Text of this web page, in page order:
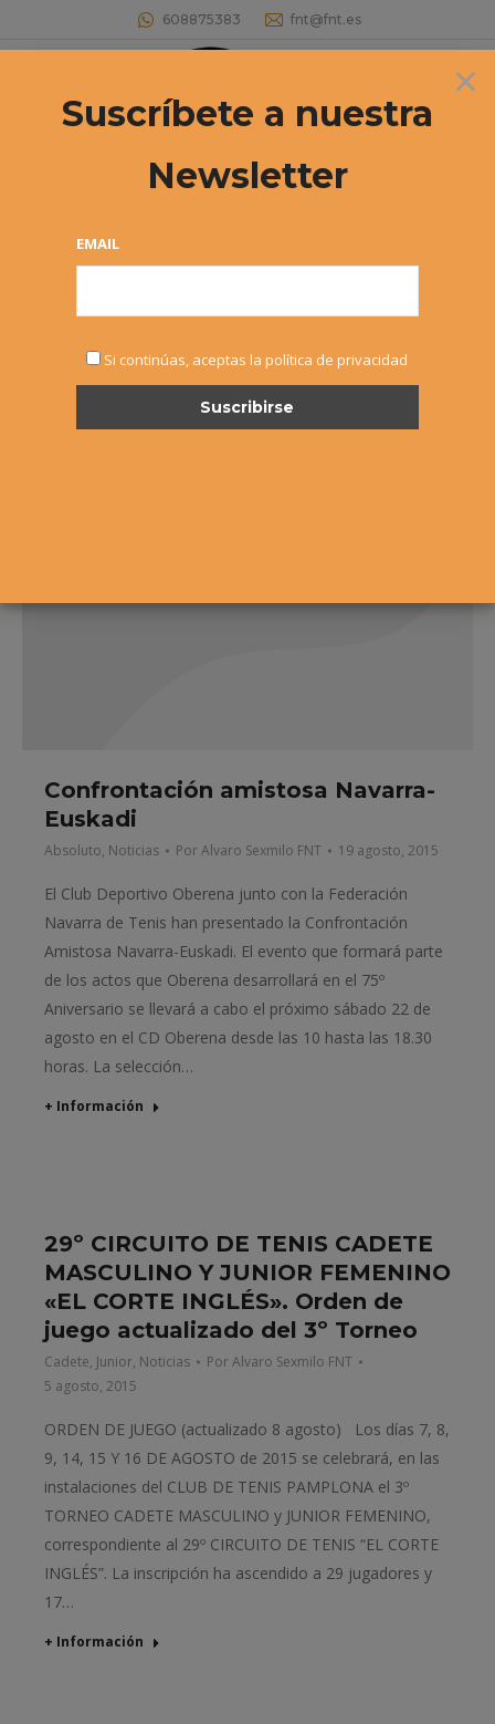
608875383 fnt@fnt.es
Buscar:
NOTICIAS
Confrontación amistosa Navarra-
Euskadi
Absoluto, Noticias PorAlvaro Sexmilo FNT 19 agosto, 2015
El Club Deportivo Oberena junto con la Federación
Navarra de Tenis han presentado la Confrontación
Amistosa Navarra-Euskadi. El evento que formará parte
de los actos que Oberena desarrollará en el 75º
Aniversario se llevará a cabo el próximo sábado 22 de
agosto en el CD Oberena desde las 10 hasta las 18.30
horas. La selección…
+ Información
29º CIRCUITO DE TENIS CADETE
MASCULINO Y JUNIOR FEMENINO
«EL CORTE INGLÉS». Orden de
juego actualizado del 3º Torneo
Cadete, Junior, Noticias PorAlvaro Sexmilo FNT
5 agosto, 2015
ORDEN DE JUEGO (actualizado 8 agosto) Los días 7, 8,
9, 14, 15 Y 16 DE AGOSTO de 2015 se celebrará, en las
instalaciones del CLUB DE TENIS PAMPLONA el 3º
TORNEO CADETE MASCULINO y JUNIOR FEMENINO,
correspondiente al 29º CIRCUITO DE TENIS “EL CORTE
INGLÉS”. La inscripción ha ascendido a 29 jugadores y
17…
+ Información
×
Suscríbete a nuestra
Newsletter
EMAIL
Si continúas, aceptas la política de privacidad